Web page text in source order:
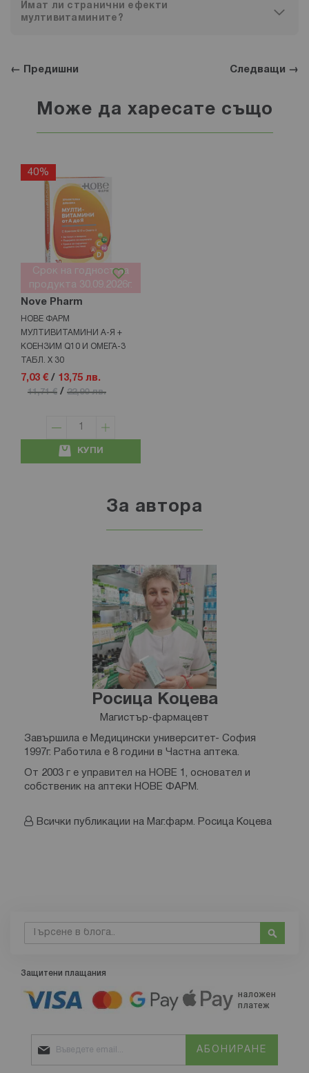
Имат ли странични ефекти
мултивитамините?
← Предишни Следващи →
Може да харесате също
40%
Срок на годност на
продукта 30.09.2026г.
Nove Pharm
НОВЕ ФАРМ
МУЛТИВИТАМИНИ А-Я +
КОЕНЗИМ Q10 И ОМЕГА-3
ТАБЛ. Х 30
7,03 € / 13,75 лв.
11,71 € / 22,90 лв.
КУПИ
За автора
Росица Коцева
Магистър-фармацевт
Завършила е Медицински университет- София
1997г. Работила е 8 години в Частна аптека.
От 2003 г е управител на НОВЕ 1, основател и
собственик на аптеки НОВЕ ФАРМ.
Всички публикации на Маг.фарм. Росица Коцева
Търсене
Защитени плащания
АБОНИРАНЕ